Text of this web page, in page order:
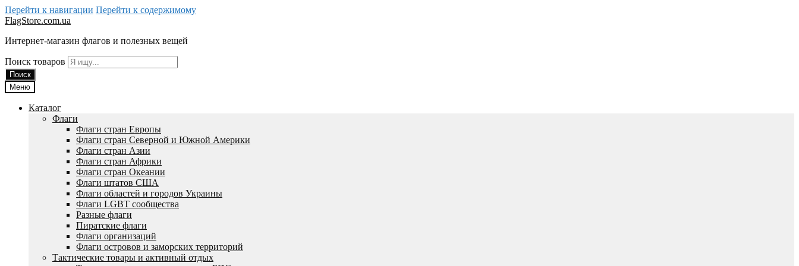
Перейти к навигации Перейти к содержимому
FlagStore.com.ua
Интернет-магазин флагов и полезных вещей
Поиск товаров
Поиск
Меню
Каталог
Флаги
Флаги стран Европы
Флаги стран Северной и Южной Америки
Флаги стран Азии
Флаги стран Африки
Флаги стран Океании
Флаги штатов США
Флаги областей и городов Украины
Флаги LGBT сообщества
Разные флаги
Пиратские флаги
Флаги организаций
Флаги островов и заморских территорий
Тактические товары и активный отдых